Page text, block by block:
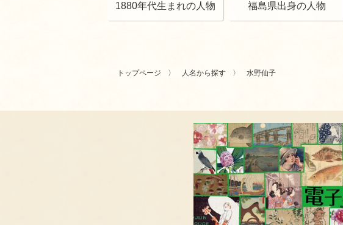
1880年代生まれの人物
福島県出身の人物
トップページ 人名から探す 水野仙子